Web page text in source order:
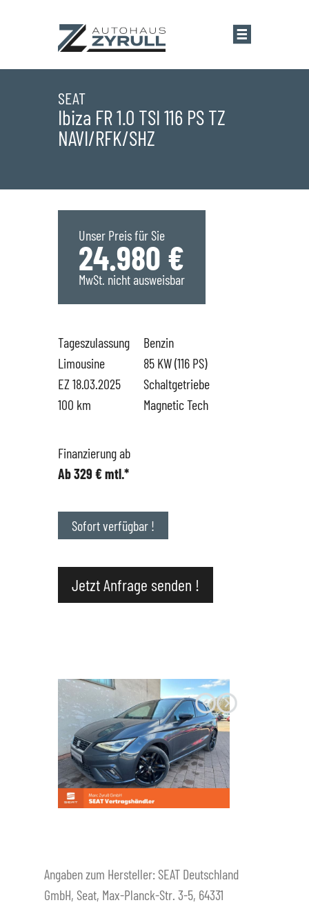
Startseite
Standorte
Saarwellingen
St. Wendel
Hüttigweiler
Marken
Übersicht
SEAT
CUPRA
VW Nutzfahrzeugservice
SKODA Service
Service
Gewerbekunden
Probefahrt
Unternehmen
Wir kaufen Dein Auto
Impressum
SEAT
Ibiza FR 1.0 TSI 116 PS TZ
NAVI/RFK/SHZ
Unser Preis für Sie
24.980 €
MwSt. nicht ausweisbar
Tageszulassung
Limousine
EZ 18.03.2025
100 km
Benzin
85 KW (116 PS)
Schaltgetriebe
Magnetic Tech
Finanzierung ab
Ab 329 € mtl.*
Sofort verfügbar !
Jetzt Anfrage senden !
Angaben zum Hersteller: SEAT Deutschland
GmbH, Seat, Max-Planck-Str. 3-5, 64331